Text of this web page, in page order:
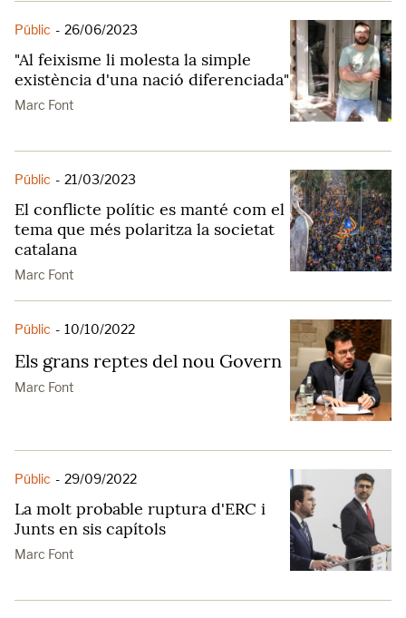
Públic - 26/06/2023
"Al feixisme li molesta la simple
existència d'una nació diferenciada"
Marc Font
Públic - 21/03/2023
El conflicte polític es manté com el
tema que més polaritza la societat
catalana
Marc Font
Públic - 10/10/2022
Els grans reptes del nou Govern
Marc Font
Públic - 29/09/2022
La molt probable ruptura d'ERC i
Junts en sis capítols
Marc Font